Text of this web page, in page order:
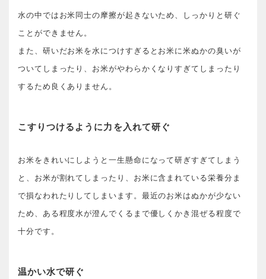
水の中ではお米同士の摩擦が起きないため、しっかりと研ぐ
ことができません。
また、研いだお米を水につけすぎるとお米に米ぬかの臭いが
ついてしまったり、お米がやわらかくなりすぎてしまったり
するため良くありません。
こすりつけるように力を入れて研ぐ
お米をきれいにしようと一生懸命になって研ぎすぎてしまう
と、お米が割れてしまったり、お米に含まれている栄養分ま
で損なわれたりしてしまいます。最近のお米はぬかが少ない
ため、ある程度水が澄んでくるまで優しくかき混ぜる程度で
十分です。
温かい水で研ぐ